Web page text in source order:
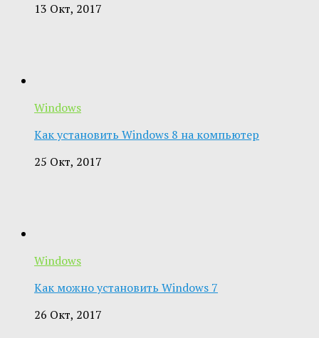
13 Окт, 2017
Windows
Как установить Windows 8 на компьютер
25 Окт, 2017
Windows
Как можно установить Windows 7
26 Окт, 2017